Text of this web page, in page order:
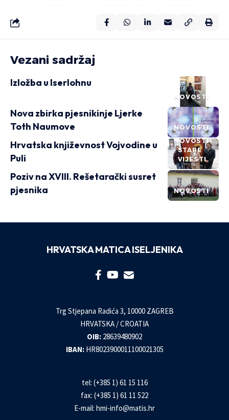
Vezani sadržaj
NOVOSTI
Izložba u Iserlohnu
NOVOSTI
Nova zbirka pjesnikinje Ljerke
Toth Naumove
NOVOSTI
STARE
VIJESTI
Hrvatska književnost Vojvodine u
Puli
NOVOSTI
Poziv na XVIII. Rešetarački susret
pjesnika
HRVATSKA MATICA ISELJENIKA
Trg Stjepana Radića 3, 10000 ZAGREB
HRVATSKA / CROATIA
OIB: 28639480902
IBAN: HR8023900011100021305
tel: (+385 1) 61 15 116
fax: (+385 1) 61 11 522
E-mail: hmi-info@matis.hr